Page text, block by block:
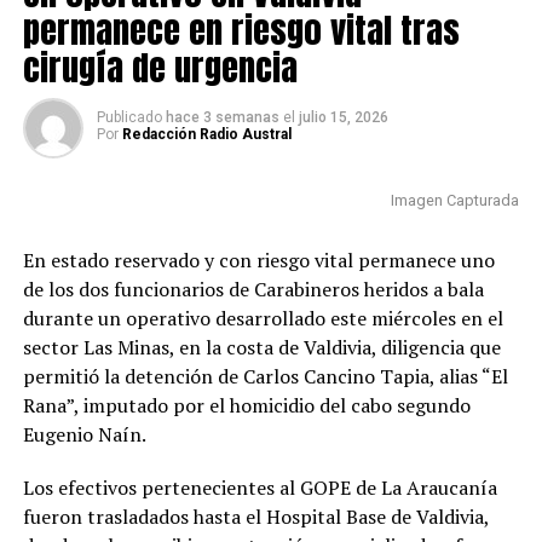
efectuó el disparo que causó la muerte del funcionario
policial.
El imputado permanecerá bajo custodia mientras
avanzan las diligencias destinadas a establecer su
responsabilidad en ambos hechos investigados.
recuperación de ambos funcionarios, especialmente del
cabo primero Cosme, quien permanece en estado grave.
“Pude hablar con el suboficial Roberto Canio, que
también resultó lesionado y se está recuperando, pero
La máxima autoridad de Carabineros destacó la
trayectoria de los funcionarios lesionados y aseguró que
ambos cuentan con experiencia en procedimientos de
alta complejidad.
“Ellos ya habían participado en la captura de otros
prófugos; es personal que siempre ha estado en
situaciones de extrema complejidad y no han temido
combatir el crimen organizado”, afirmó.
El general director también valoró el trabajo
permanece en riesgo vital tras
cirugía de urgencia
Publicado hace 3 semanas el julio 15, 2026
Por Redacción Radio Austral
Imagen Capturada
En estado reservado y con riesgo vital permanece uno
de los dos funcionarios de Carabineros heridos a bala
durante un operativo desarrollado este miércoles en el
sector Las Minas, en la costa de Valdivia, diligencia que
permitió la detención de Carlos Cancino Tapia, alias “El
Rana”, imputado por el homicidio del cabo segundo
Eugenio Naín.
Los efectivos pertenecientes al GOPE de La Araucanía
fueron trasladados hasta el Hospital Base de Valdivia,